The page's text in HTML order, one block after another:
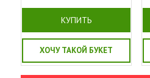
КУПИТЬ
ХОЧУ ТАКОЙ БУКЕТ